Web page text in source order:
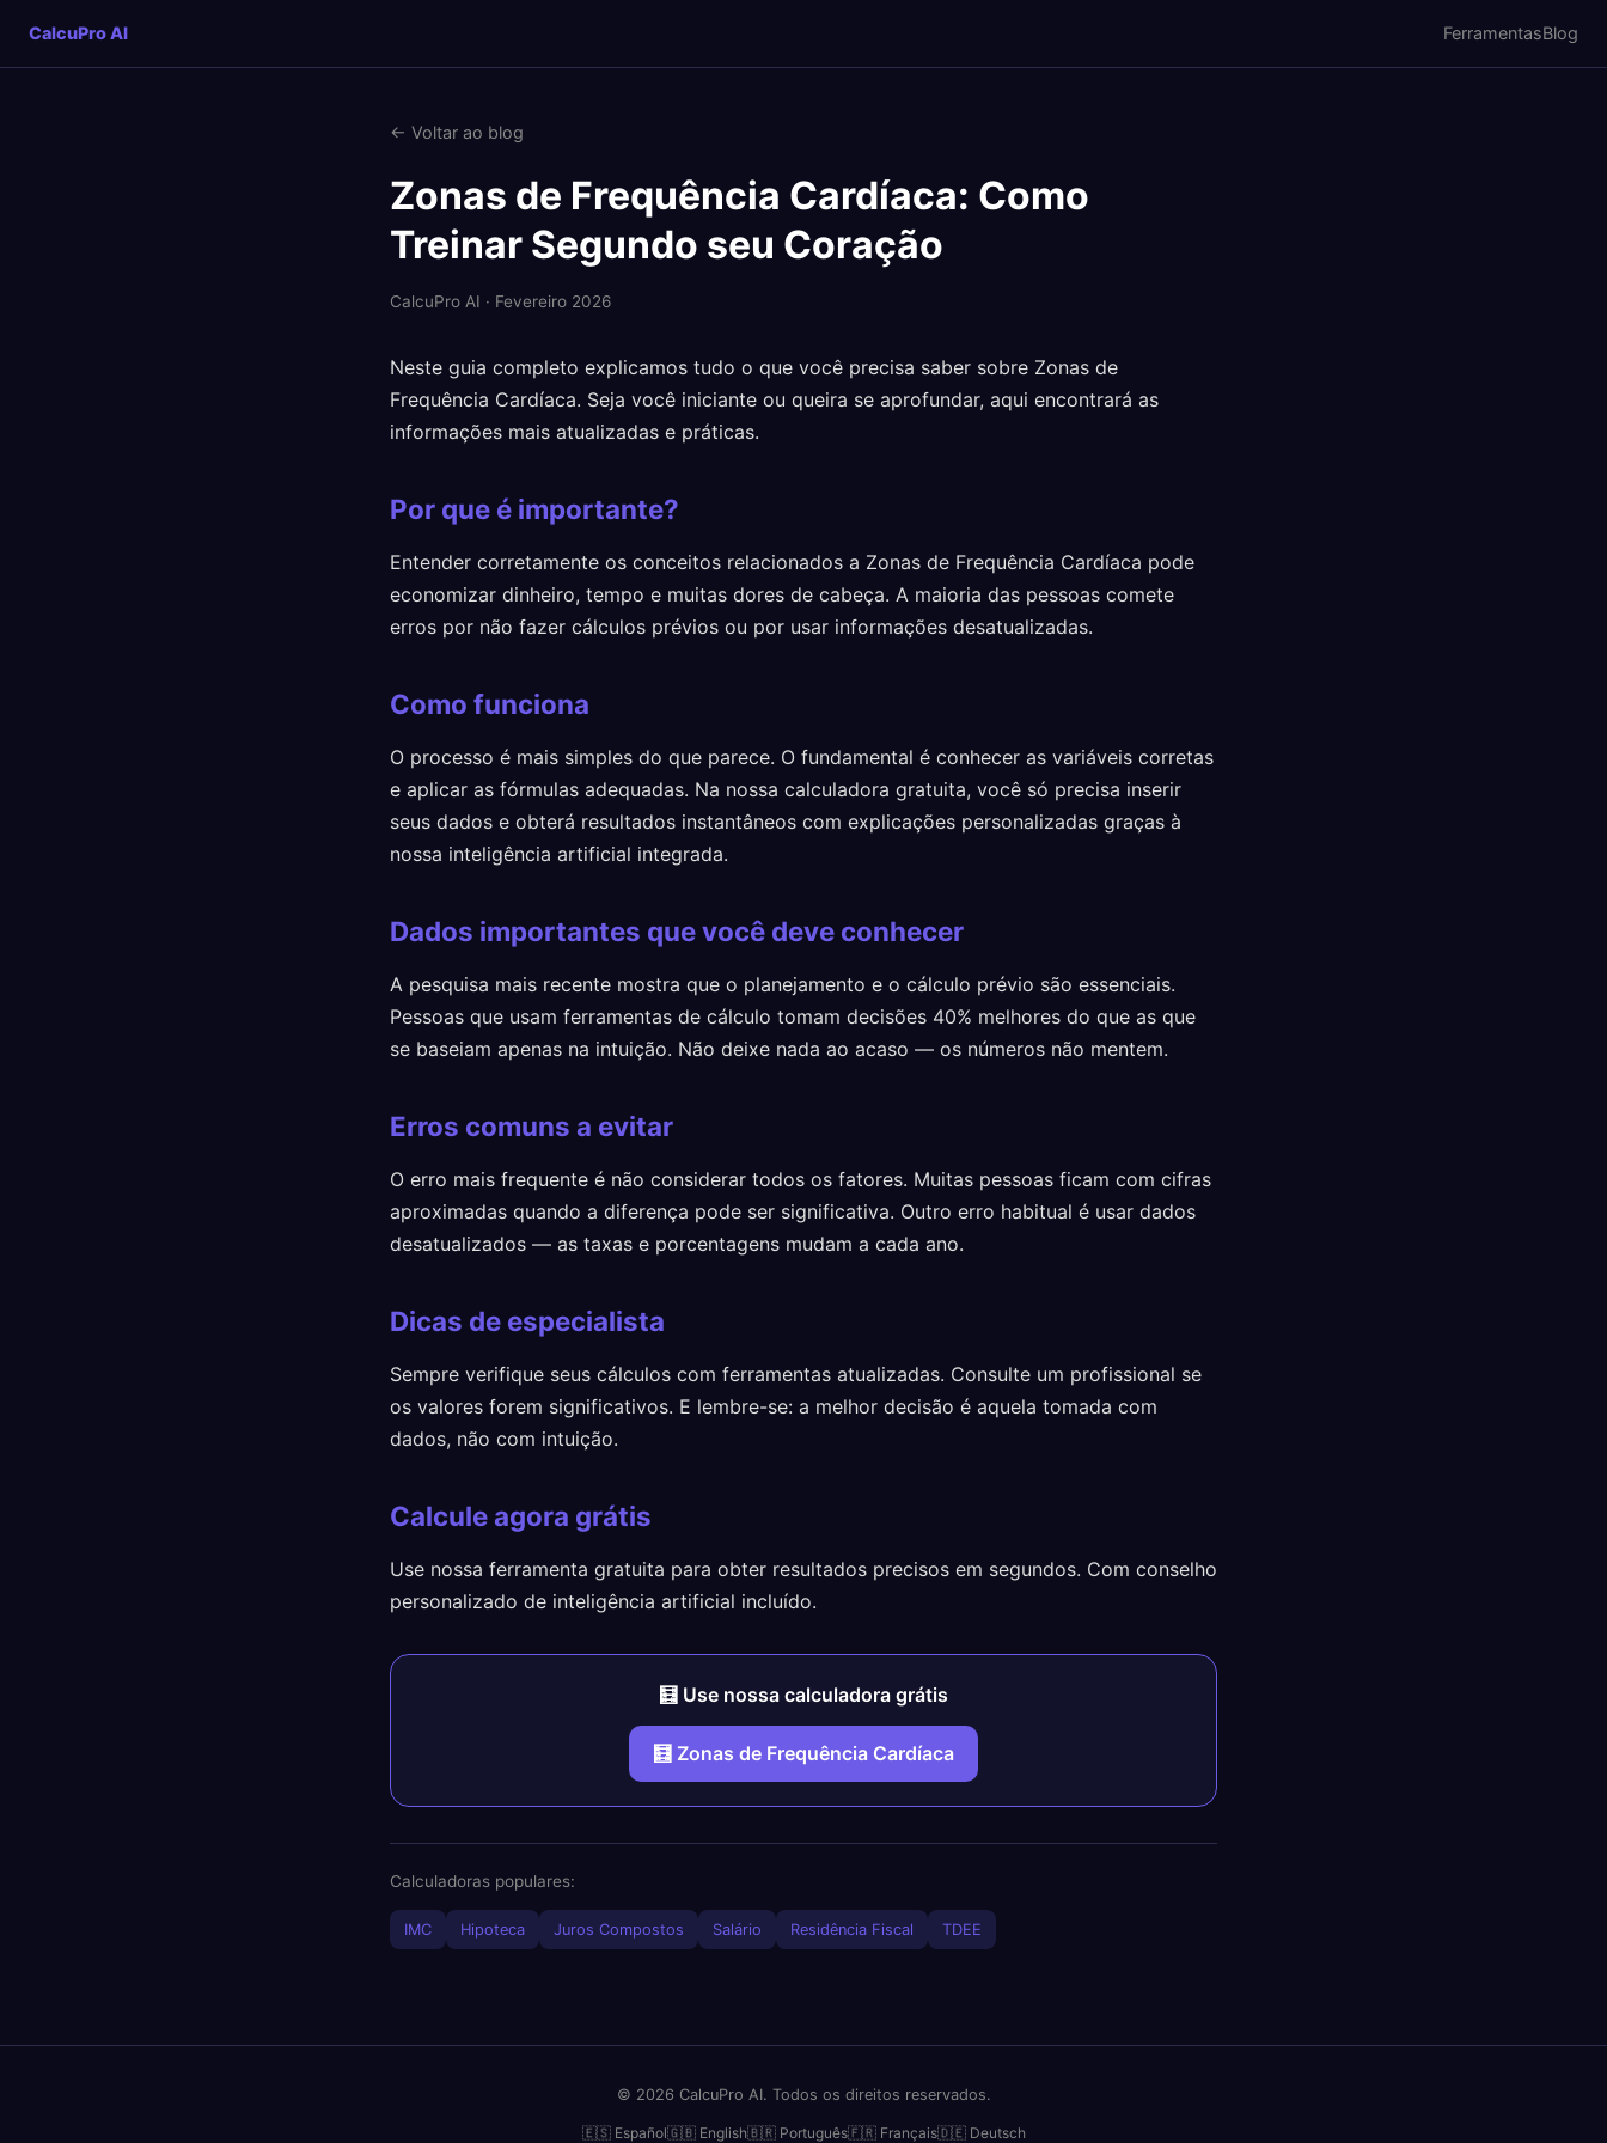
CalcuPro AI FerramentasBlog
← Voltar ao blog
Zonas de Frequência Cardíaca: Como
Treinar Segundo seu Coração
CalcuPro AI · Fevereiro 2026
Neste guia completo explicamos tudo o que você precisa saber sobre Zonas de
Frequência Cardíaca. Seja você iniciante ou queira se aprofundar, aqui encontrará as
informações mais atualizadas e práticas.
Por que é importante?
Entender corretamente os conceitos relacionados a Zonas de Frequência Cardíaca pode
economizar dinheiro, tempo e muitas dores de cabeça. A maioria das pessoas comete
erros por não fazer cálculos prévios ou por usar informações desatualizadas.
Como funciona
O processo é mais simples do que parece. O fundamental é conhecer as variáveis corretas
e aplicar as fórmulas adequadas. Na nossa calculadora gratuita, você só precisa inserir
seus dados e obterá resultados instantâneos com explicações personalizadas graças à
nossa inteligência artificial integrada.
Dados importantes que você deve conhecer
A pesquisa mais recente mostra que o planejamento e o cálculo prévio são essenciais.
Pessoas que usam ferramentas de cálculo tomam decisões 40% melhores do que as que
se baseiam apenas na intuição. Não deixe nada ao acaso — os números não mentem.
Erros comuns a evitar
O erro mais frequente é não considerar todos os fatores. Muitas pessoas ficam com cifras
aproximadas quando a diferença pode ser significativa. Outro erro habitual é usar dados
desatualizados — as taxas e porcentagens mudam a cada ano.
Dicas de especialista
Sempre verifique seus cálculos com ferramentas atualizadas. Consulte um profissional se
os valores forem significativos. E lembre-se: a melhor decisão é aquela tomada com
dados, não com intuição.
Calcule agora grátis
Use nossa ferramenta gratuita para obter resultados precisos em segundos. Com conselho
personalizado de inteligência artificial incluído.
🧮 Use nossa calculadora grátis
🧮 Zonas de Frequência Cardíaca
Calculadoras populares:
IMC Hipoteca Juros Compostos Salário Residência Fiscal TDEE
© 2026 CalcuPro AI. Todos os direitos reservados.
🇪🇸 Español🇬🇧 English🇧🇷 Português🇫🇷 Français🇩🇪 Deutsch